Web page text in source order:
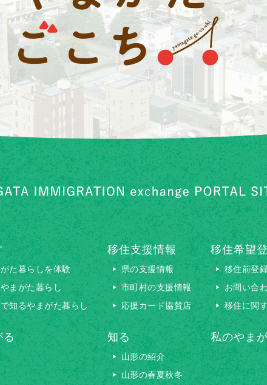
た暮らしを体験
まがた暮らし
知るやまがた暮らし
る
移住支援情報
県の支援情報
市町村の支援情報
応援カード協賛店
知る
山形の紹介
山形の春夏秋冬
移住希望
移住前登
お問い合
移住に関
私のやま